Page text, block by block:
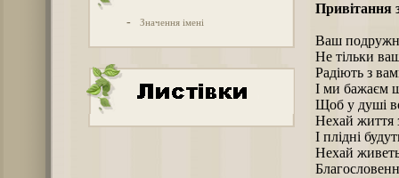
- Значення імені
Привітання
Ваш
Не тільки
Радіють з
І ми бажаєм
Щоб у душі
Нехай життя
І плідні
Нехай